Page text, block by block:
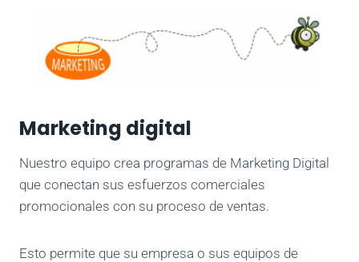
Marketing digital
Nuestro equipo crea programas de Marketing Digital
que conectan sus esfuerzos comerciales
promocionales con su proceso de ventas.
Esto permite que su empresa o sus equipos de